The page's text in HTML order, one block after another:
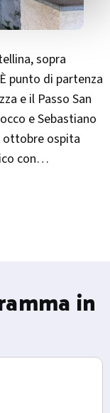
sopra
punto di partenza
e il Passo San
e Sebastiano
ottobre ospita
con
in